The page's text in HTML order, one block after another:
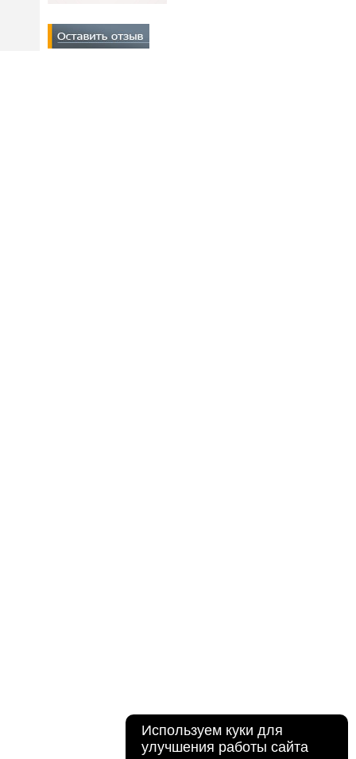
Используем куки для
улучшения работы сайта